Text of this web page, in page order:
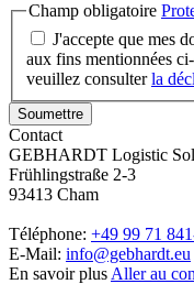
Champ obligatoire
J'accepte que mes
aux fins mentionnées
veuillez consulterla
Soumettre
Contact
GEBHARDT Logistic
Frühlingstraße 2-3
93413 Cham
Téléphone: +49 99 71
E-Mail: info@gebhardt.eu
En savoir plus Aller au